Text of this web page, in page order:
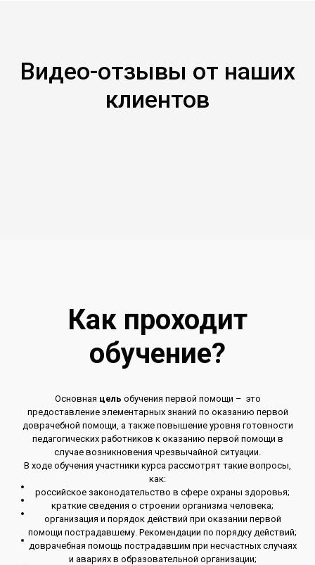
Видео-отзывы от наших
клиентов
Как проходит
обучение?
Основная цель обучения первой помощи – это
предоставление элементарных знаний по оказанию первой
доврачебной помощи, а также повышение уровня готовности
педагогических работников к оказанию первой помощи в
случае возникновения чрезвычайной ситуации.
В ходе обучения участники курса рассмотрят такие вопросы,
как:
российское законодательство в сфере охраны здоровья;
краткие сведения о строении организма человека;
организация и порядок действий при оказании первой
помощи пострадавшему. Рекомендации по порядку действий;
доврачебная помощь пострадавшим при несчастных случаях
и авариях в образовательной организации;